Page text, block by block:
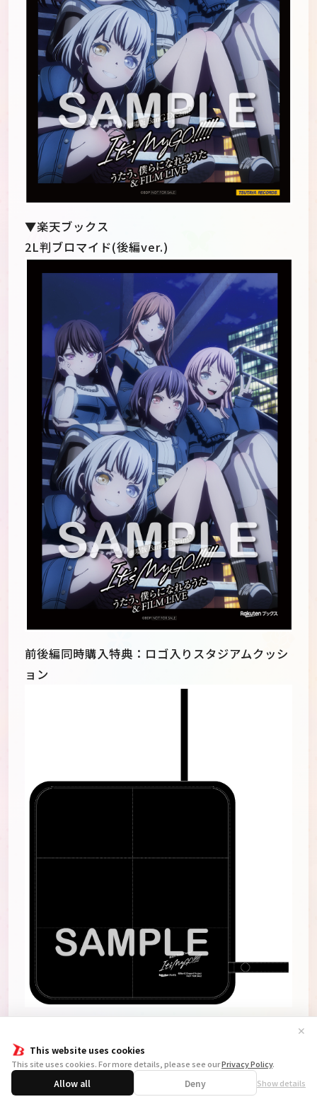
This website uses cookies
This site uses cookies. For more details, please see ourPrivacy Policy.
Allow all Deny Show details
✕
▼楽天ブックス
2L判ブロマイド(後編ver.)
前後編同時購入特典：ロゴ入りスタジアムクッシ
ョン
A4サイズブロマイド(後編ver.)